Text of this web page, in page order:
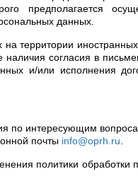
предполагается
данных.
территории
наличия согласия в
и/или исполнения
по интересующим
почты info@oprh.ru.
политики